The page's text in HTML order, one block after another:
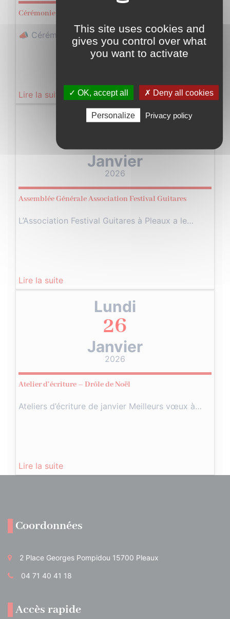
Cérémonie des vœux 2026 – 23/01 19h
📣 Cérémonie des vœux 2026 – Ville…
Lire la suite
Vendredi
Janvier
2026
Assemblée Générale Association Festival Guitares
L’Association Festival Guitares à Pleaux a le…
Lire la suite
Lundi
26
Janvier
2026
Atelier d’écriture – Drôle de Noël
Ateliers d’écriture de janvier Meilleurs vœux à…
Lire la suite
Coordonnées
2 Place Georges Pompidou 15700 Pleaux
04 71 40 41 18
Accès rapide
This site uses cookies and
gives you control over what
you want to activate
✓ OK, accept all ✗ Deny all cookies
Personalize Privacy policy